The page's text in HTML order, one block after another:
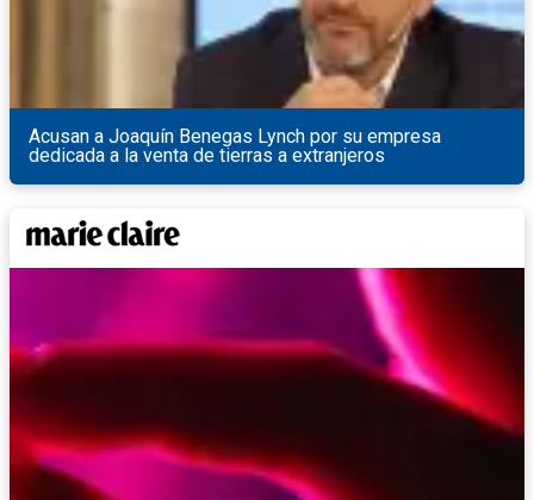
Acusan a Joaquín Benegas Lynch por su empresa
dedicada a la venta de tierras a extranjeros